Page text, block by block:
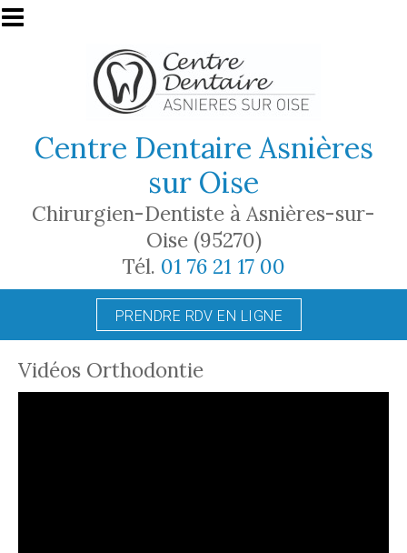
Aller au contenu principal
Centre Dentaire Asnières
sur Oise
Chirurgien-Dentiste à Asnières-sur-
Oise (95270)
Tél. 01 76 21 17 00
PRENDRE RDV EN LIGNE
Vidéos Orthodontie